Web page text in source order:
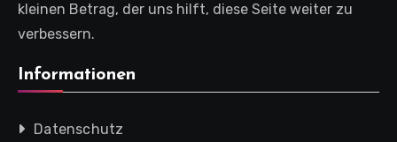
kleinen Betrag, der uns hilft, diese Seite weiter zu
verbessern.
Informationen
Datenschutz